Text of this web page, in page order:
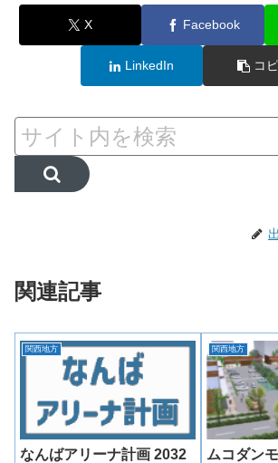
X Facebook
LinkedIn コ
関連記事
関西地方
なんばアリーナ計画 2032
関西地方
ムコダン